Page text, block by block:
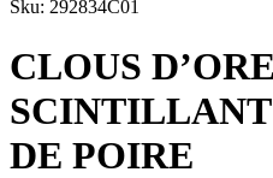
Sku: 292834C01
CLOUS
DE POIRE